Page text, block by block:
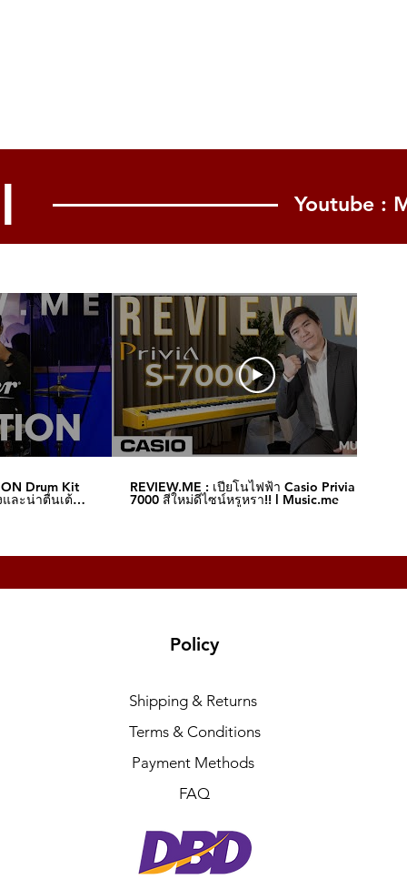
Youtube :
Drum Kit
ละน่าตื่นเต้น‼️
REVIEW.ME : เปียโนไฟฟ้า Casio Privia S-
7000 สีใหม่ดีไซน์หรูหรา!! l Music.me
Policy
Shipping & Returns
Terms & Conditions
Payment Methods
FAQ